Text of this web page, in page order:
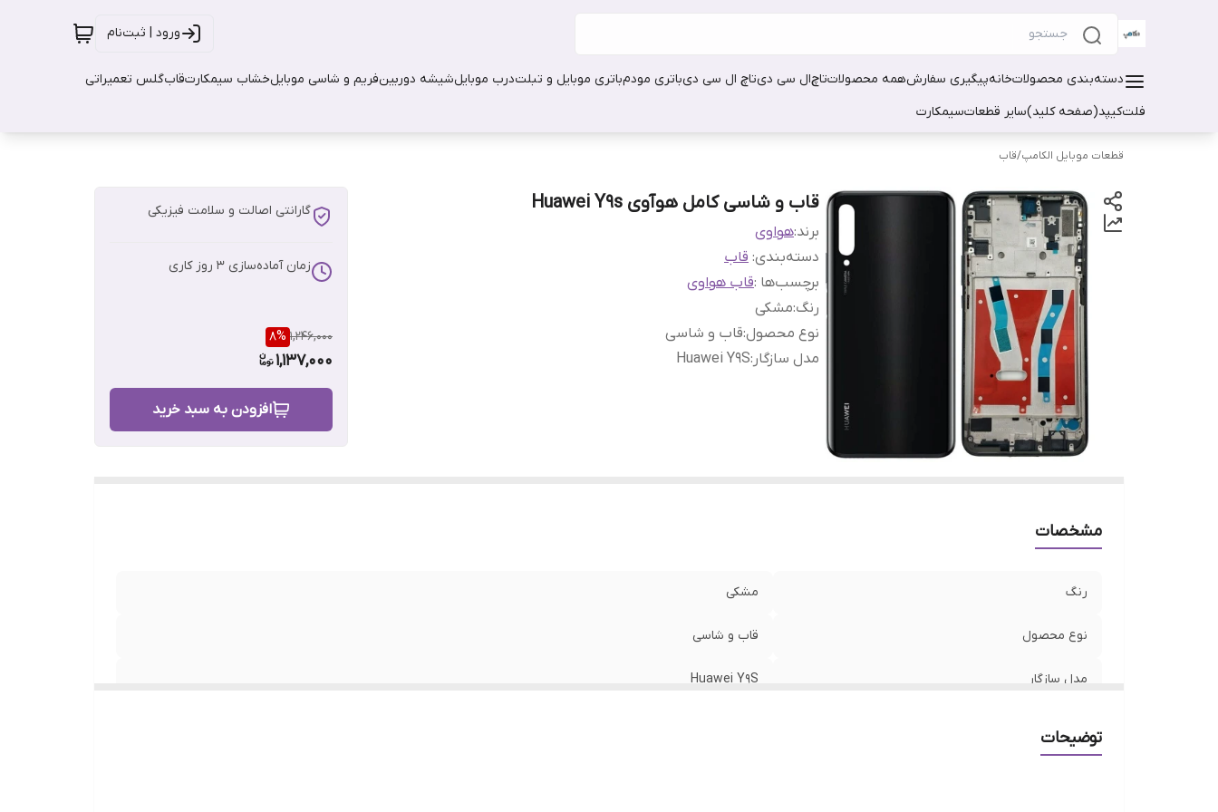
ورود | ثبت‌نام
دسته‌بندی محصولاتخانهپیگیری سفارشهمه محصولاتتاچال سی دیتاچ ال سی دیباتری مودمباتری موبایل و تبلتدرب موبایلشیشه دوربینفریم و شاسی موبایلخشاب سیمکارتقابگلس تعمیراتی
فلتکیپد(صفحه کلید)سایر قطعاتسیمکارت
قطعات موبایل الکامپ/قاب
قاب و شاسی کامل هوآوی Huawei Y9s
برند:هواوی
دسته‌بندی: قاب
برچسب‌ها :قاب هواوی
رنگ:مشکی
نوع محصول:قاب و شاسی
مدل سازگار :
Huawei Y9S
گارانتی اصالت و سلامت فیزیکی
زمان آماده‌سازی 3 روز کاری
1,246,000
8%
1,137,000
افزودن به سبد خرید
مشخصات
رنگ مشکی
نوع محصول قاب و شاسی
مدل سازگار Huawei Y9S
توضیحات